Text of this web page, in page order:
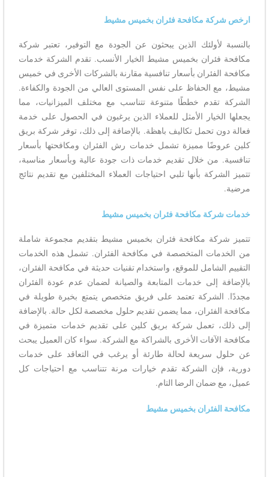
ارخص شركة مكافحة فئران بخميس مشيط
بالنسبة لأولئك الذين يبحثون عن الجودة مع التوفير، تعتبر شركة
مكافحة فئران بخميس مشيط الخيار الأنسب. تقدم الشركة خدمات
مكافحة الفئران بأسعار تنافسية مقارنة بالشركات الأخرى في خميس
مشيط، مع الحفاظ على نفس المستوى العالي من الجودة والكفاءة.
الشركة تقدم خططًا متنوعة تتناسب مع مختلف الميزانيات، مما
يجعلها الخيار الأمثل للعملاء الذين يرغبون في الحصول على خدمة
فعالة دون تحمل تكاليف باهظة. بالإضافة إلى ذلك، توفر شركة بريق
كلين عروضًا مميزة تشمل خدمات رش الفئران ومكافحتها بأسعار
تنافسية. من خلال تقديم خدمات ذات جودة عالية وبأسعار مناسبة،
تتميز الشركة بأنها تلبي احتياجات العملاء المختلفين مع تقديم نتائج
مرضية.
خدمات شركة مكافحة فئران بخميس مشيط
تتميز شركة مكافحة فئران بخميس مشيط بتقديم مجموعة شاملة
من الخدمات المتخصصة في مكافحة الفئران. تشمل هذه الخدمات
التقييم الشامل للموقع، واستخدام تقنيات حديثة في مكافحة الفئران،
بالإضافة إلى خدمات المتابعة والصيانة لضمان عدم عودة الفئران
مجددًا. الشركة تعتمد على فريق متخصص يتمتع بخبرة طويلة في
مكافحة الفئران، مما يضمن تقديم حلول مخصصة لكل حالة. بالإضافة
إلى ذلك، تعمل شركة بريق كلين على تقديم خدمات متميزة في
مكافحة الآفات الأخرى بالشراكة مع الشركة. سواء كان العميل يبحث
عن حلول سريعة لحالة طارئة أو يرغب في التعاقد على خدمات
دورية، فإن الشركة تقدم خيارات مرنة تتناسب مع احتياجات كل
عميل، مع ضمان الرضا التام.
مكافحة الفئران بخميس مشيط